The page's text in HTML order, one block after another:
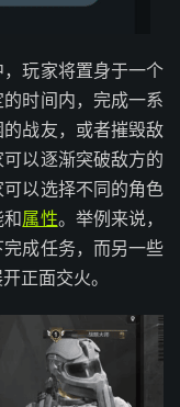
玩家将置身于一个
时间内，完成一系
战友，或者摧毁敌
以逐渐突破敌方的
以选择不同的角色
属性。举例来说，
成任务，而另一些
正面交火。